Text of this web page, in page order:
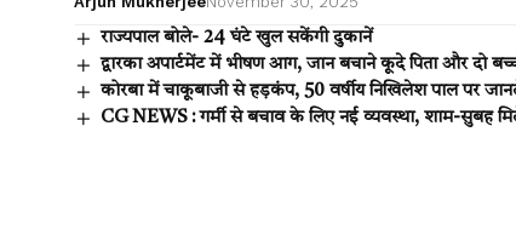
राज्यपाल बोले- 24 घंटे खुल सकेंगी दुकानें
द्वारका अपार्टमेंट में भीषण आग, जान बचाने कूदे पिता और दो
कोरबा में चाकूबाजी से हड़कंप, 50 वर्षीय निखिलेश पाल पर
CG NEWS : गर्मी से बचाव के लिए नई व्यवस्था, शाम-सुबह